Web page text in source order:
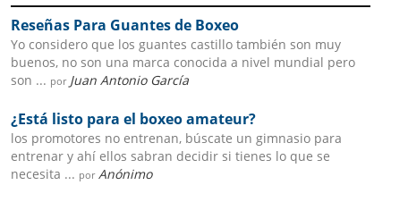
Reseñas Para Guantes de Boxeo
Yo considero que los guantes castillo también son muy
buenos, no son una marca conocida a nivel mundial pero
son ... por Juan Antonio García
¿Está listo para el boxeo amateur?
los promotores no entrenan, búscate un gimnasio para
entrenar y ahí ellos sabran decidir si tienes lo que se
necesita ... por Anónimo